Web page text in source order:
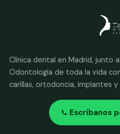
Clínica dental en Madrid, junto
Odontología de toda la vida
carillas, ortodoncia, implantes
Escríbanos